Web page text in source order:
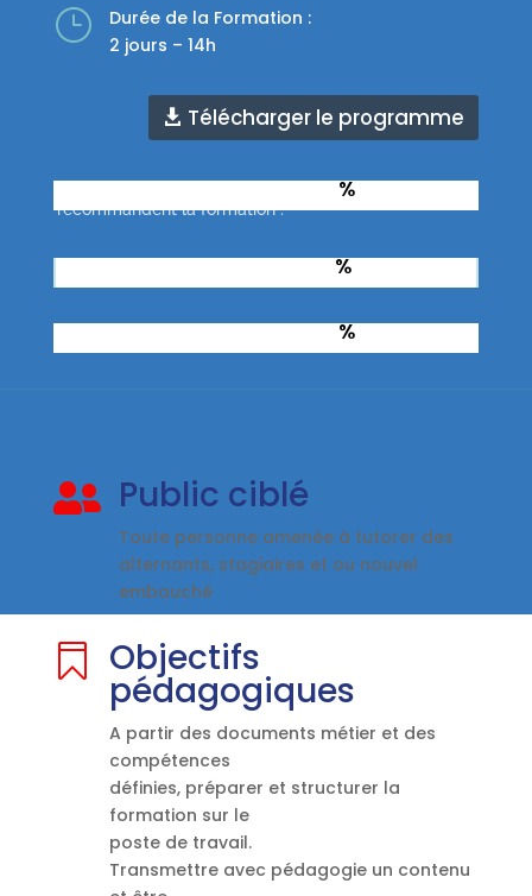
}
Durée de la Formation :
2 jours – 14h
Télécharger le programme
recommandent la formation :
%
%
%
 Public ciblé
Toute personne amenée à tutorer des
alternants, stagiaires et ou nouvel
embauché
 Objectifs
pédagogiques
A partir des documents métier et des
compétences
définies, préparer et structurer la
formation sur le
poste de travail.
Transmettre avec pédagogie un contenu